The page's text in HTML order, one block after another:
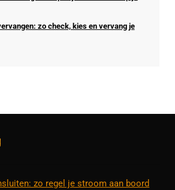
zo check, kies en vervang je
zo regel je stroom aan boord